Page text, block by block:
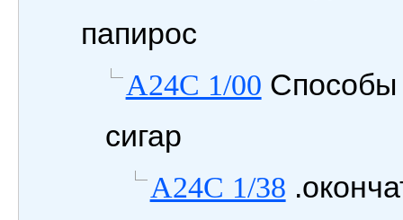
папирос
A24C 1/00 Способы
сигар
A24C 1/38